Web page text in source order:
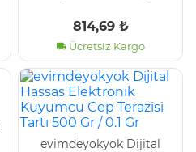
814,69 ₺
Ücretsiz Kargo
evimdeyokyok Dijital